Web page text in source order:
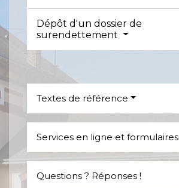
Dépôt d'un dossier de
surendettement
Textes de référence
Services en ligne et formulaires
Questions ? Réponses !